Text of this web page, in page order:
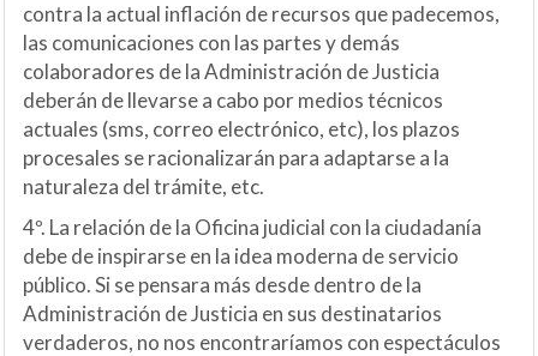
contra la actual inflación de recursos que padecemos,
las comunicaciones con las partes y demás
colaboradores de la Administración de Justicia
deberán de llevarse a cabo por medios técnicos
actuales (sms, correo electrónico, etc), los plazos
procesales se racionalizarán para adaptarse a la
naturaleza del trámite, etc.
4º. La relación de la Oficina judicial con la ciudadanía
debe de inspirarse en la idea moderna de servicio
público. Si se pensara más desde dentro de la
Administración de Justicia en sus destinatarios
verdaderos, no nos encontraríamos con espectáculos